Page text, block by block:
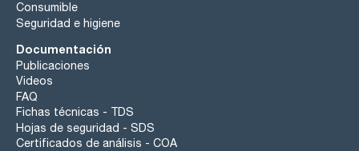
Consumible
Seguridad e higiene
Documentación
Publicaciones
Videos
FAQ
Fichas técnicas - TDS
Hojas de seguridad - SDS
Certificados de análisis - COA